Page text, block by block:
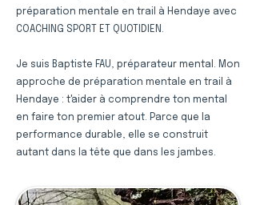
préparation mentale en trail à Hendaye avec
COACHING SPORT ET QUOTIDIEN.
Je suis Baptiste FAU, préparateur mental. Mon
approche de préparation mentale en trail à
Hendaye : t'aider à comprendre ton mental
en faire ton premier atout. Parce que la
performance durable, elle se construit
autant dans la tête que dans les jambes.